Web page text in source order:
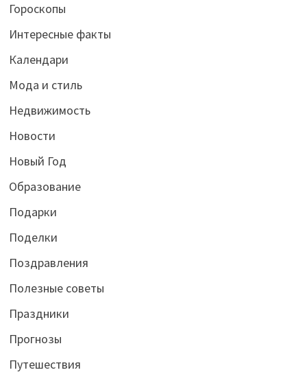
Гороскопы
Интересные факты
Календари
Мода и стиль
Недвижимость
Новости
Новый Год
Образование
Подарки
Поделки
Поздравления
Полезные советы
Праздники
Прогнозы
Путешествия